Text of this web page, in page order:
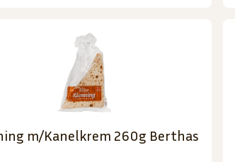
m/Kanelkrem 260g Berthas